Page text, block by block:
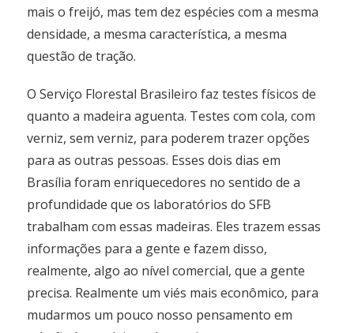
mais o freijó, mas tem dez espécies com a mesma
densidade, a mesma característica, a mesma
questão de tração.
O Serviço Florestal Brasileiro faz testes físicos de
quanto a madeira aguenta. Testes com cola, com
verniz, sem verniz, para poderem trazer opções
para as outras pessoas. Esses dois dias em
Brasília foram enriquecedores no sentido de a
profundidade que os laboratórios do SFB
trabalham com essas madeiras. Eles trazem essas
informações para a gente e fazem disso,
realmente, algo ao nível comercial, que a gente
precisa. Realmente um viés mais econômico, para
mudarmos um pouco nosso pensamento em